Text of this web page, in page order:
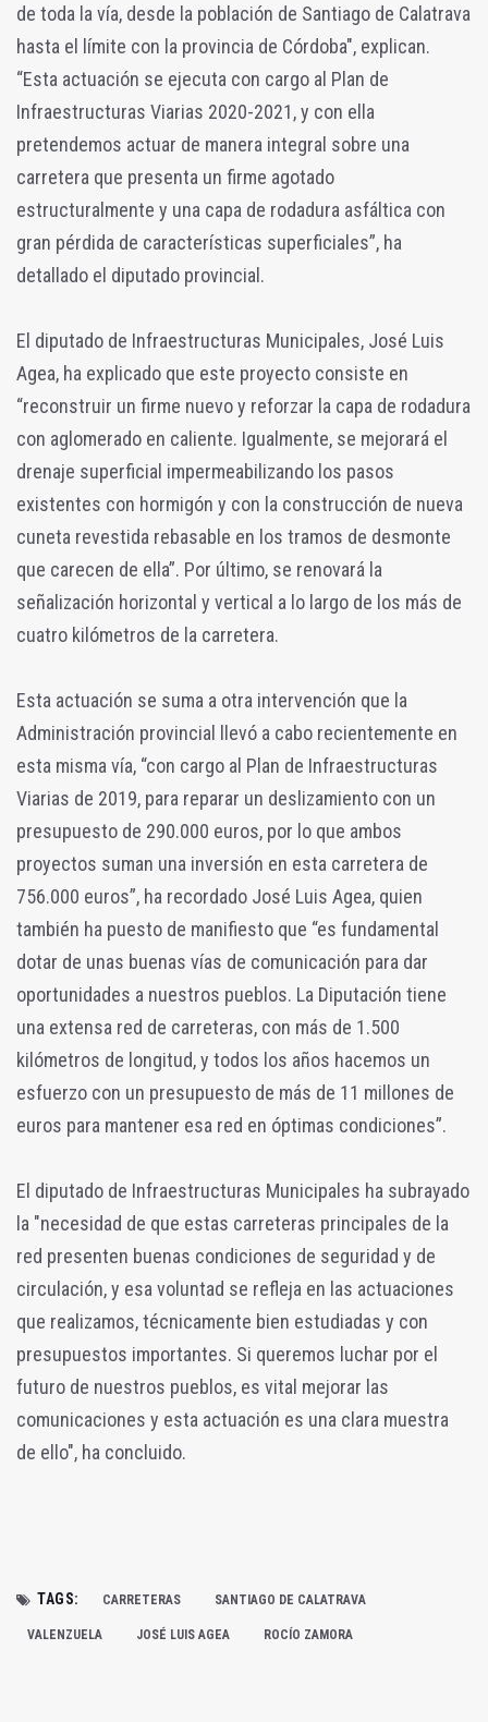
de toda la vía, desde la población de Santiago de Calatrava
hasta el límite con la provincia de Córdoba", explican.
“Esta actuación se ejecuta con cargo al Plan de
Infraestructuras Viarias 2020-2021, y con ella
pretendemos actuar de manera integral sobre una
carretera que presenta un firme agotado
estructuralmente y una capa de rodadura asfáltica con
gran pérdida de características superficiales”, ha
detallado el diputado provincial.
El diputado de Infraestructuras Municipales, José Luis
Agea, ha explicado que este proyecto consiste en
“reconstruir un firme nuevo y reforzar la capa de rodadura
con aglomerado en caliente. Igualmente, se mejorará el
drenaje superficial impermeabilizando los pasos
existentes con hormigón y con la construcción de nueva
cuneta revestida rebasable en los tramos de desmonte
que carecen de ella”. Por último, se renovará la
señalización horizontal y vertical a lo largo de los más de
cuatro kilómetros de la carretera.
Esta actuación se suma a otra intervención que la
Administración provincial llevó a cabo recientemente en
esta misma vía, “con cargo al Plan de Infraestructuras
Viarias de 2019, para reparar un deslizamiento con un
presupuesto de 290.000 euros, por lo que ambos
proyectos suman una inversión en esta carretera de
756.000 euros”, ha recordado José Luis Agea, quien
también ha puesto de manifiesto que “es fundamental
dotar de unas buenas vías de comunicación para dar
oportunidades a nuestros pueblos. La Diputación tiene
una extensa red de carreteras, con más de 1.500
kilómetros de longitud, y todos los años hacemos un
esfuerzo con un presupuesto de más de 11 millones de
euros para mantener esa red en óptimas condiciones”.
El diputado de Infraestructuras Municipales ha subrayado
la "necesidad de que estas carreteras principales de la
red presenten buenas condiciones de seguridad y de
circulación, y esa voluntad se refleja en las actuaciones
que realizamos, técnicamente bien estudiadas y con
presupuestos importantes. Si queremos luchar por el
futuro de nuestros pueblos, es vital mejorar las
comunicaciones y esta actuación es una clara muestra
de ello", ha concluido.
TAGS: CARRETERAS SANTIAGO DE CALATRAVA
VALENZUELA JOSÉ LUIS AGEA ROCÍO ZAMORA